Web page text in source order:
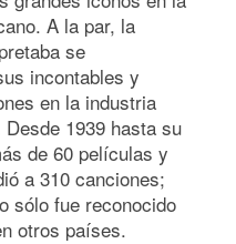
A la par, la
se
incontables y
en la industria
1939 hasta su
de 60 películas y
a 310 canciones;
sólo fue reconocido
otros países.